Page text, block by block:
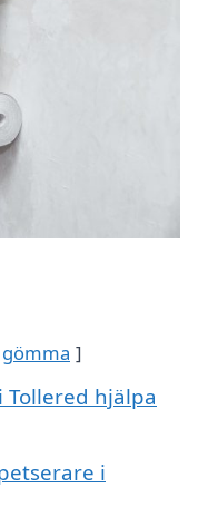
gömma
hjälpa
i